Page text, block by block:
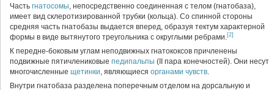
Часть гнатосомы, непосредственно соединенная с телом (гнатобаза),
имеет вид склеротизированной трубки (кольца). Со спинной стороны
средняя часть гнатобазы выдается вперед, образуя тектум характерной
формы в виде вытянутого треугольника с округлыми ребрами.[2]
К передне-боковым углам неподвижных гнатококсов причленены
подвижные пятичлениковые педипальпы (II пара конечностей). Они несут
многочисленные щетинки, являющиеся органами чувств.
Внутри гнатобаза разделена поперечным отделом на дорсальную и